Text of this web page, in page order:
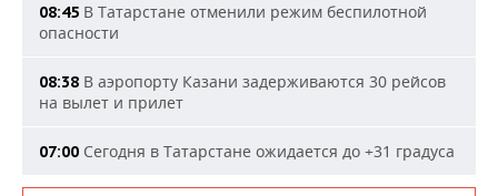
08:45 В Татарстане отменили режим беспилотной
опасности
08:38 В аэропорту Казани задерживаются 30 рейсов
на вылет и прилет
07:00 Сегодня в Татарстане ожидается до +31 градуса